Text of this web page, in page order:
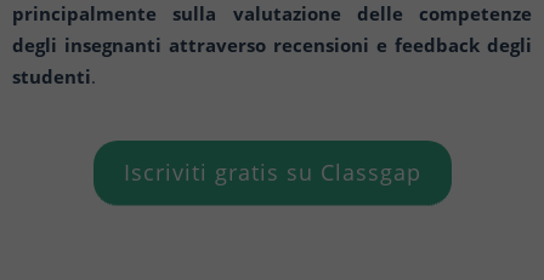
principalmente sulla valutazione delle competenze
degli insegnanti attraverso recensioni e feedback degli
studenti.
Iscriviti gratis su Classgap